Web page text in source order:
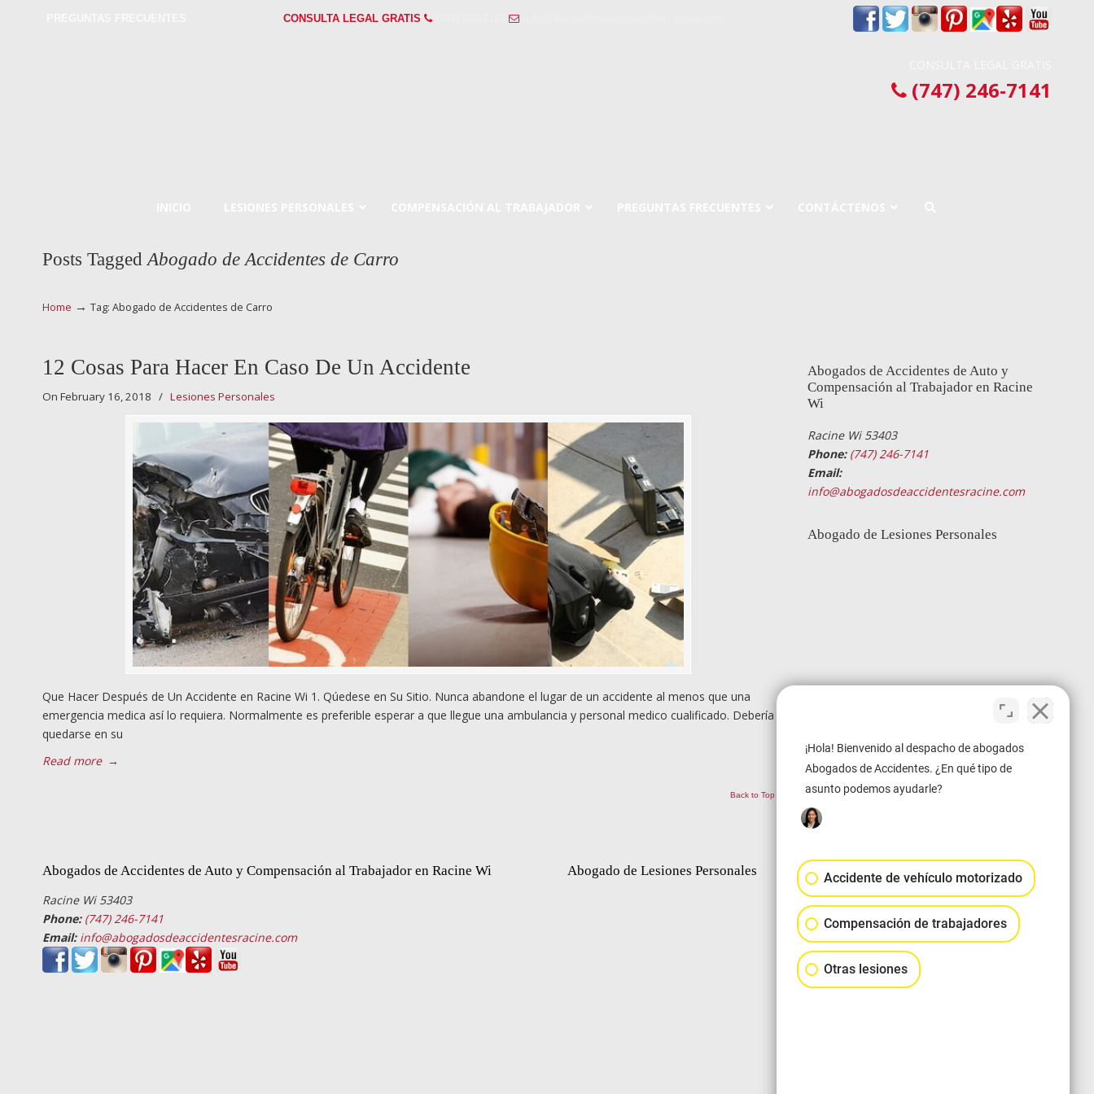
CONSULTA LEGAL GRATIS
(747) 246-7141
Posts Tagged Abogado de Accidentes de Carro
Home → Tag: Abogado de Accidentes de Carro
12 Cosas Para Hacer En Caso De Un Accidente
On February 16, 2018 / Lesiones Personales
Que Hacer Después de Un Accidente en Racine Wi 1. Qúedese en Su Sitio. Nunca abandone el lugar de un accidente al menos que una
emergencia medica así lo requiera. Normalmente es preferible esperar a que llegue una ambulancia y personal medico cualificado. Debería
quedarse en su
Read more →
Back to Top
Abogados de Accidentes de Auto y
Compensación al Trabajador en Racine
Wi
Racine Wi 53403
Phone: (747) 246-7141
Email:
info@abogadosdeaccidentesracine.com
Abogado de Lesiones Personales
Abogados de Accidentes de Auto y Compensación al Trabajador en Racine Wi
Racine Wi 53403
Phone: (747) 246-7141
Email: info@abogadosdeaccidentesracine.com
Abogado de Lesiones Personales
¡Hola! Bienvenido al despacho de abogados
Abogados de Accidentes. ¿En qué tipo de
asunto podemos ayudarle?
Accidente de vehículo motorizado
Compensación de trabajadores
Otras lesiones